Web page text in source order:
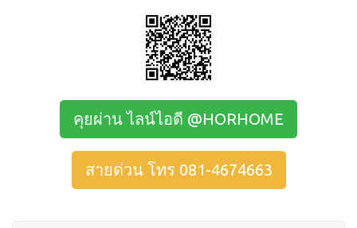
คุยผ่าน ไลน์ไอดี @HORHOME
สายด่วน โทร 081-4674663